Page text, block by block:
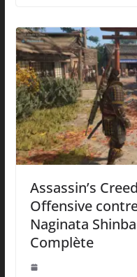
Assassin’s
Offensive
Naginata
Complète